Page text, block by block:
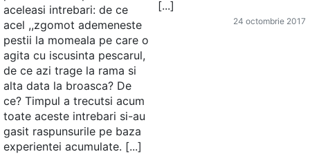
aceleasi intrebari: de ce
acel ,,zgomot ademeneste
pestii la momeala pe care o
agita cu iscusinta pescarul,
de ce azi trage la rama si
alta data la broasca? De
ce? Timpul a trecutsi acum
toate aceste intrebari si-au
gasit raspunsurile pe baza
experientei acumulate. [...]
[...]
24 octombrie 2017